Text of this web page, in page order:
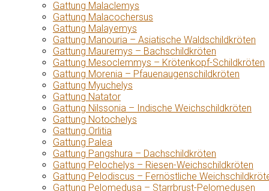
Gattung Malaclemys
Gattung Malacochersus
Gattung Malayemys
Gattung Manouria – Asiatische Waldschildkröten
Gattung Mauremys – Bachschildkröten
Gattung Mesoclemmys – Krötenkopf-Schildkröten
Gattung Morenia – Pfauenaugenschildkröten
Gattung Myuchelys
Gattung Natator
Gattung Nilssonia – Indische Weichschildkröten
Gattung Notochelys
Gattung Orlitia
Gattung Palea
Gattung Pangshura – Dachschildkröten
Gattung Pelochelys – Riesen-Weichschildkröten
Gattung Pelodiscus – Fernöstliche
Gattung Pelomedusa – Starrbrust-Pelomedusen